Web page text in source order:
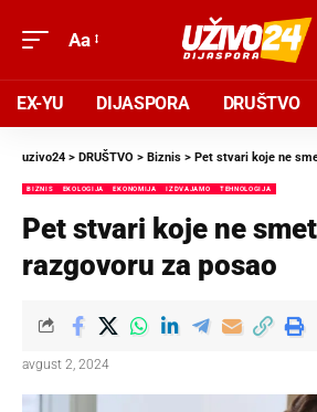
Aa
EX-YU DIJASPORA DRUŠTVO
uzivo24 > DRUŠTVO > Biznis > Pet stvari koje ne
BIZNIS EKOLOGIJA EKONOMIJA IZDVAJAMO TEHNOLOGIJA
Pet stvari koje ne
razgovoru za posao
avgust 2, 2024